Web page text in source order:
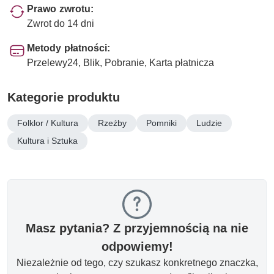
Prawo zwrotu:
Zwrot do 14 dni
Metody płatności:
Przelewy24, Blik, Pobranie, Karta płatnicza
Kategorie produktu
Folklor / Kultura Rzeźby Pomniki
Ludzie
Kultura i Sztuka
Masz pytania? Z przyjemnością na nie
odpowiemy!
Niezależnie od tego, czy szukasz konkretnego znaczka,